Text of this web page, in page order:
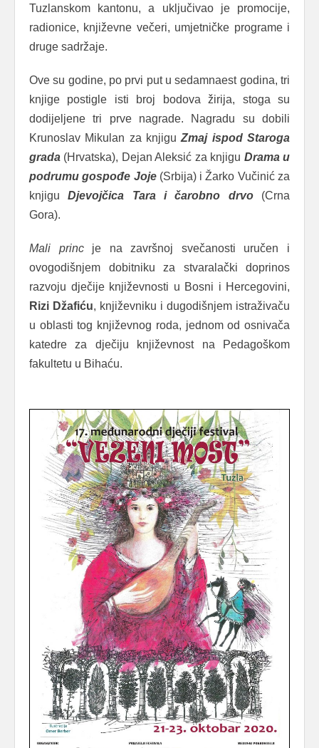
Tuzlanskom kantonu, a uključivao je promocije,
radionice, književne večeri, umjetničke programe i
druge sadržaje.
Ove su godine, po prvi put u sedamnaest godina, tri
knjige postigle isti broj bodova žirija, stoga su
dodijeljene tri prve nagrade. Nagradu su dobili
Krunoslav Mikulan za knjiguZmaj ispod Staroga
grada (Hrvatska), Dejan Aleksić za knjigu Drama u
podrumu gospođe Joje(Srbija) i Žarko Vučinić za
knjiguDjevojčica Tara i čarobno drvo(Crna
Gora).
Mali princje na završnoj svečanosti uručen i
ovogodišnjem dobitniku za stvaralački doprinos
razvoju dječije književnosti u Bosni i Hercegovini,
Rizi Džafiću, književniku i dugodišnjem istraživaču
u oblasti tog književnog roda, jednom od osnivača
katedre za dječiju književnost na Pedagoškom
fakultetu u Bihaću.